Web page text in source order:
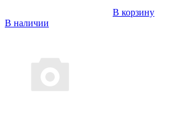
В корзину
В наличии